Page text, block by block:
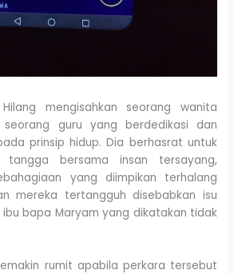
mengisahkan seorang wanita
seorang guru yang berdedikasi dan
prinsip hidup. Dia berhasrat untuk
tangga bersama insan tersayang,
yang diimpikan terhalang
mereka tertangguh disebabkan isu
bapa Maryam yang dikatakan tidak
rumit apabila perkara tersebut